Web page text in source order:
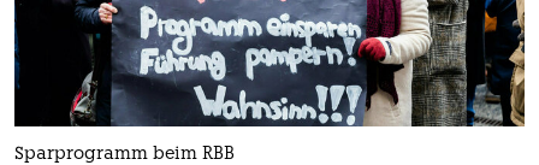
Sparprogramm beim RBB